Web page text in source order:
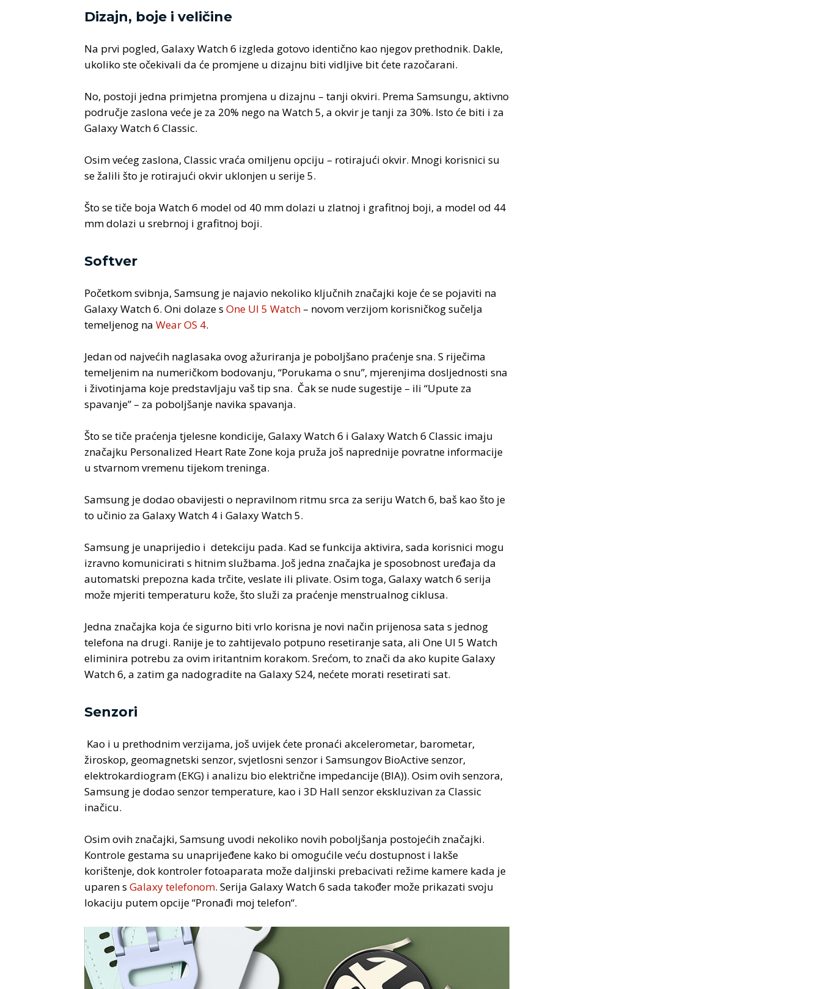
Dizajn, boje i veličine
Na prvi pogled, Galaxy Watch 6 izgleda gotovo identično kao njegov prethodnik. Dakle,
ukoliko ste očekivali da će promjene u dizajnu biti vidljive bit ćete razočarani.
No, postoji jedna primjetna promjena u dizajnu – tanji okviri. Prema Samsungu, aktivno
područje zaslona veće je za 20% nego na Watch 5, a okvir je tanji za 30%. Isto će biti i za
Galaxy Watch 6 Classic.
Osim većeg zaslona, Classic vraća omiljenu opciju – rotirajući okvir. Mnogi korisnici su
se žalili što je rotirajući okvir uklonjen u serije 5.
Što se tiče boja Watch 6 model od 40 mm dolazi u zlatnoj i grafitnoj boji, a model od 44
mm dolazi u srebrnoj i grafitnoj boji.
Softver
Početkom svibnja, Samsung je najavio nekoliko ključnih značajki koje će se pojaviti na
Galaxy Watch 6. Oni dolaze s One UI 5 Watch – novom verzijom korisničkog sučelja
temeljenog na Wear OS 4.
Jedan od najvećih naglasaka ovog ažuriranja je poboljšano praćenje sna. S riječima
temeljenim na numeričkom bodovanju, “Porukama o snu”, mjerenjima dosljednosti sna
i životinjama koje predstavljaju vaš tip sna. Čak se nude sugestije – ili “Upute za
spavanje” – za poboljšanje navika spavanja.
Što se tiče praćenja tjelesne kondicije, Galaxy Watch 6 i Galaxy Watch 6 Classic imaju
značajku Personalized Heart Rate Zone koja pruža još naprednije povratne informacije
u stvarnom vremenu tijekom treninga.
Samsung je dodao obavijesti o nepravilnom ritmu srca za seriju Watch 6, baš kao što je
to učinio za Galaxy Watch 4 i Galaxy Watch 5.
Samsung je unaprijedio i detekciju pada. Kad se funkcija aktivira, sada korisnici mogu
izravno komunicirati s hitnim službama. Još jedna značajka je sposobnost uređaja da
automatski prepozna kada trčite, veslate ili plivate. Osim toga, Galaxy watch 6 serija
može mjeriti temperaturu kože, što služi za praćenje menstrualnog ciklusa.
Jedna značajka koja će sigurno biti vrlo korisna je novi način prijenosa sata s jednog
telefona na drugi. Ranije je to zahtijevalo potpuno resetiranje sata, ali One UI 5 Watch
eliminira potrebu za ovim iritantnim korakom. Srećom, to znači da ako kupite Galaxy
Watch 6, a zatim ga nadogradite na Galaxy S24, nećete morati resetirati sat.
Senzori
Kao i u prethodnim verzijama, još uvijek ćete pronaći akcelerometar, barometar,
žiroskop, geomagnetski senzor, svjetlosni senzor i Samsungov BioActive senzor,
elektrokardiogram (EKG) i analizu bio električne impedancije (BIA)). Osim ovih senzora,
Samsung je dodao senzor temperature, kao i 3D Hall senzor ekskluzivan za Classic
inačicu.
Osim ovih značajki, Samsung uvodi nekoliko novih poboljšanja postojećih značajki.
Kontrole gestama su unaprijeđene kako bi omogućile veću dostupnost i lakše
korištenje, dok kontroler fotoaparata može daljinski prebacivati režime kamere kada je
uparen s Galaxy telefonom. Serija Galaxy Watch 6 sada također može prikazati svoju
lokaciju putem opcije “Pronađi moj telefon“.